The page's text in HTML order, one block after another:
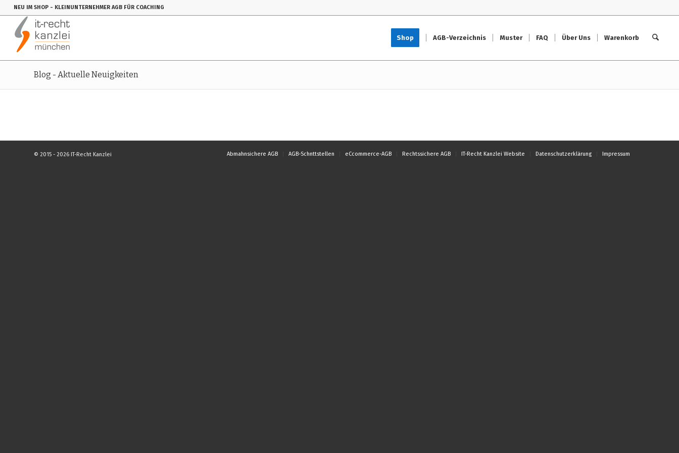
NEU IM SHOP - KLEINUNTERNEHMER AGB FÜR COACHING
Shop AGB-Verzeichnis Muster FAQ Über Uns Warenkorb
Blog - Aktuelle Neuigkeiten
© 2015 - 2026 IT-Recht Kanzlei Abmahnsichere AGB AGB-Schnttstellen eCcommerce-AGB Rechtssichere AGB IT-Recht Kanzlei Website Datenschutzerklärung Impressum